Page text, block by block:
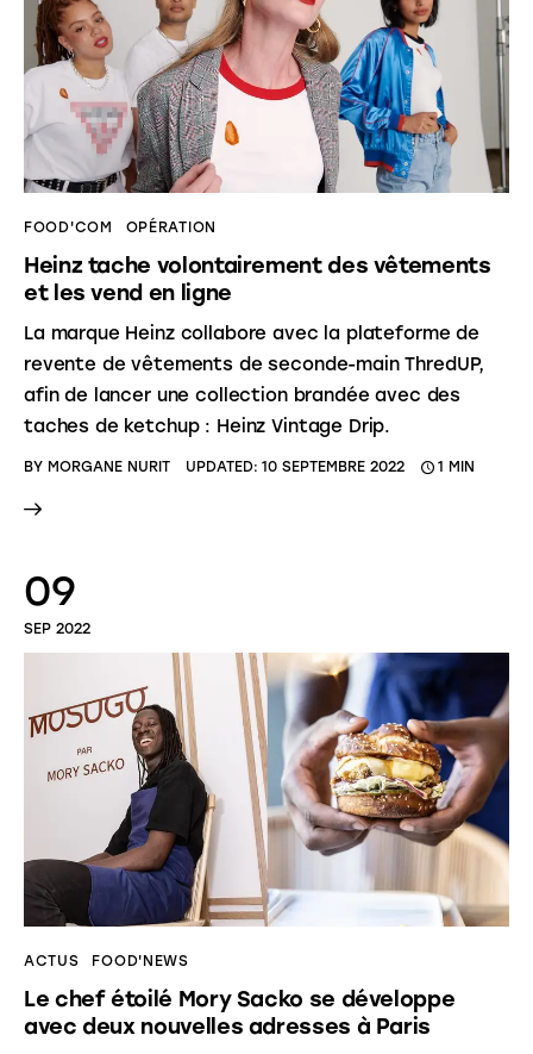
FOOD'COM OPÉRATION
Heinz tache volontairement des vêtements
et les vend en ligne
La marque Heinz collabore avec la plateforme de
revente de vêtements de seconde-main ThredUP,
afin de lancer une collection brandée avec des
taches de ketchup : Heinz Vintage Drip.
BY MORGANE NURIT UPDATED: 10 SEPTEMBRE 2022 1 MIN
09
SEP 2022
ACTUS FOOD'NEWS
Le chef étoilé Mory Sacko se développe
avec deux nouvelles adresses à Paris